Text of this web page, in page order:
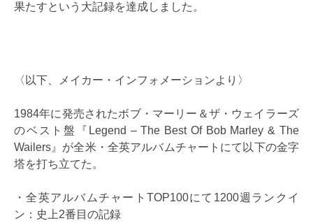
果たすという大記録を達成しました。
〈以下、メイカー・インフォメーションより〉
1984年に発売されたボブ・マーリー＆ザ・ウェイラーズ
のベスト盤『Legend – The Best Of Bob Marley & The
Wailers』が全米・全英アルバムチャートにて以下の金字
塔を打ち立てた。
・全英アルバムチャートTOP100にて1200週ランクイ
ン：史上2番目の記録